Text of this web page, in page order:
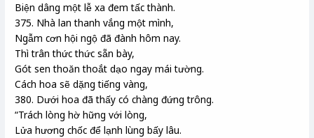
Biện dâng một lễ xa đem tấc thành.
375. Nhà lan thanh vắng một mình,
Ngẫm cơn hội ngộ đã đành hôm nay.
Thì trân thức thức sẵn bày,
Gót sen thoăn thoắt dạo ngay mái tường.
Cách hoa sẽ dặng tiếng vàng,
380. Dưới hoa đã thấy có chàng đứng trông.
“Trách lòng hờ hững với lòng,
Lửa hương chốc để lạnh lùng bấy lâu.